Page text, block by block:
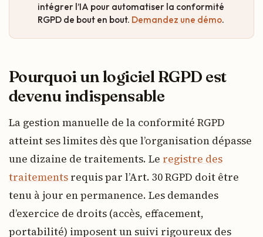
intégrer l’IA pour automatiser la conformité
RGPD de bout en bout. Demandez une démo.
Pourquoi un logiciel RGPD est
devenu indispensable
La gestion manuelle de la conformité RGPD
atteint ses limites dès que l’organisation dépasse
une dizaine de traitements. Le registre des
traitements requis par l’Art. 30 RGPD doit être
tenu à jour en permanence. Les demandes
d’exercice de droits (accès, effacement,
portabilité) imposent un suivi rigoureux des